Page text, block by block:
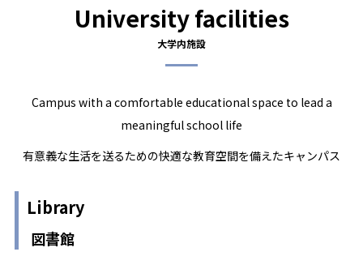
University facilities
大学内施設
Campus with a comfortable educational space to lead a
meaningful school life
有意義な生活を送るための快適な教育空間を備えたキャンパス
Library
図書館